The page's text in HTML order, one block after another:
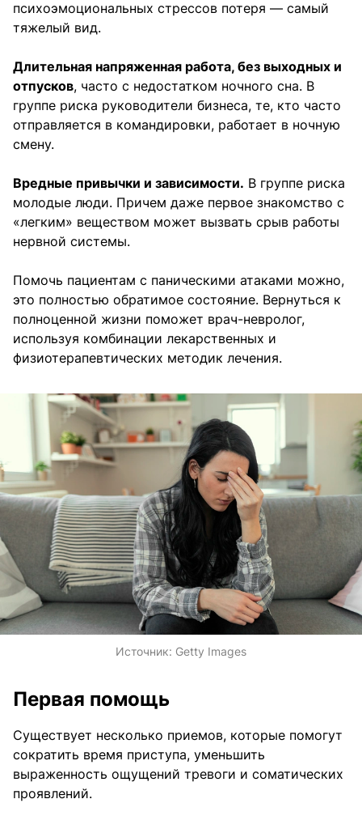
психоэмоциональных стрессов потеря — самый
тяжелый вид.⠀
Длительная напряженная работа, без выходных и
отпусков, часто с недостатком ночного сна. В
группе риска руководители бизнеса, те, кто часто
отправляется в командировки, работает в ночную
смену.
Вредные привычки и зависимости. В группе риска
молодые люди. Причем даже первое знакомство с
«легким» веществом может вызвать срыв работы
нервной системы.⠀
Помочь пациентам с паническими атаками можно,
это полностью обратимое состояние. Вернуться к
полноценной жизни поможет врач-невролог,
используя комбинации лекарственных и
физиотерапевтических методик лечения.
Источник: Getty Images
Первая помощь
Существует несколько приемов, которые помогут
сократить время приступа, уменьшить
выраженность ощущений тревоги и соматических
проявлений.⁣⁣⠀